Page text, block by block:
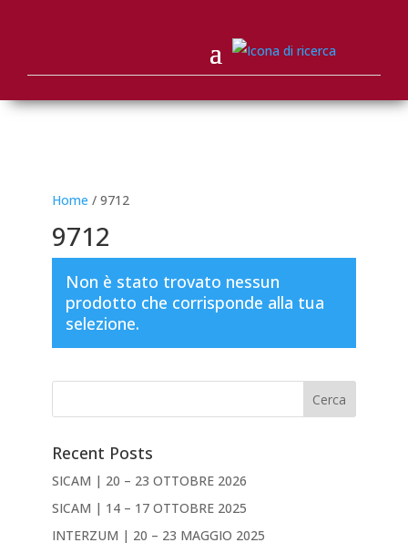
Home / 9712
9712
Non è stato trovato nessun
prodotto che corrisponde alla tua
selezione.
Cerca
Recent Posts
SICAM | 20 – 23 OTTOBRE 2026
SICAM | 14 – 17 OTTOBRE 2025
INTERZUM | 20 – 23 MAGGIO 2025